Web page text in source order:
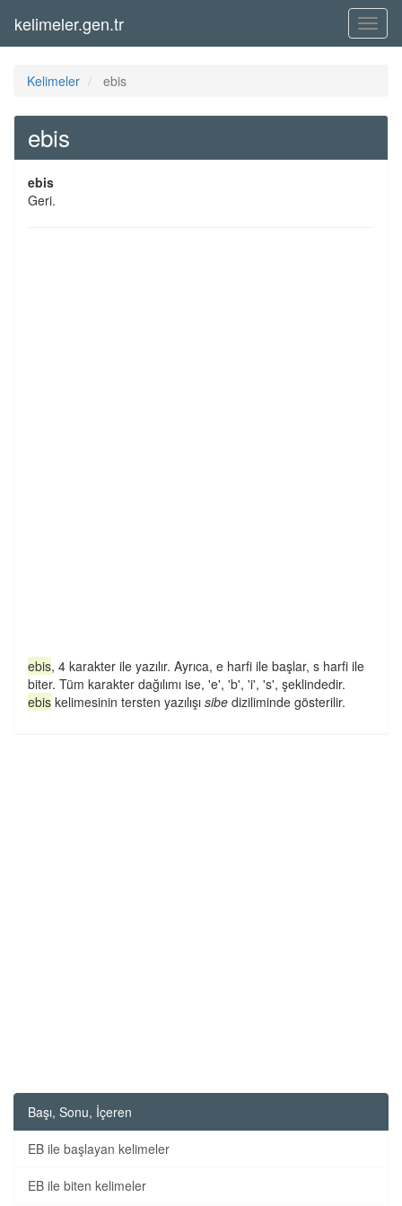
Menü
kelimeler.gen.tr
Kelimeler ebis
ebis
ebis
Geri.
ebis, 4 karakter ile yazılır. Ayrıca, e harfi ile başlar, s harfi ile
biter. Tüm karakter dağılımı ise, 'e', 'b', 'i', 's', şeklindedir.
ebis kelimesinin tersten yazılışı sibe diziliminde gösterilir.
Başı, Sonu, İçeren
EB ile başlayan kelimeler
EB ile biten kelimeler